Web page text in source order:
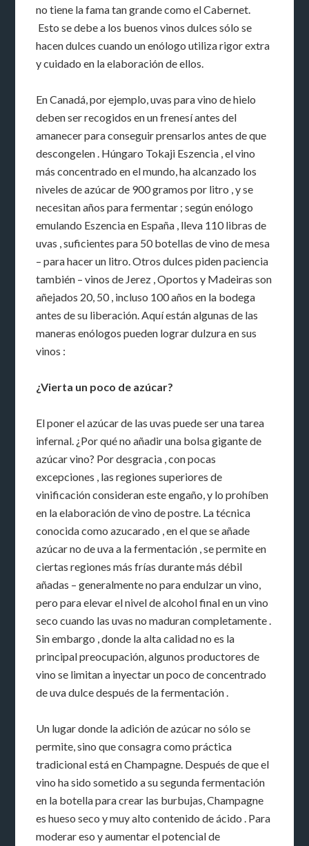
no tiene la fama tan grande como el Cabernet.
Esto se debe a los buenos vinos dulces sólo se
hacen dulces cuando un enólogo utiliza rigor extra
y cuidado en la elaboración de ellos.
En Canadá, por ejemplo, uvas para vino de hielo
deben ser recogidos en un frenesí antes del
amanecer para conseguir prensarlos antes de que
descongelen . Húngaro Tokaji Eszencia , el vino
más concentrado en el mundo, ha alcanzado los
niveles de azúcar de 900 gramos por litro , y se
necesitan años para fermentar ; según enólogo
emulando Eszencia en España , lleva 110 libras de
uvas , suficientes para 50 botellas de vino de mesa
– para hacer un litro. Otros dulces piden paciencia
también – vinos de Jerez , Oportos y Madeiras son
añejados 20, 50 , incluso 100 años en la bodega
antes de su liberación. Aquí están algunas de las
maneras enólogos pueden lograr dulzura en sus
vinos :
¿Vierta un poco de azúcar?
El poner el azúcar de las uvas puede ser una tarea
infernal. ¿Por qué no añadir una bolsa gigante de
azúcar vino? Por desgracia , con pocas
excepciones , las regiones superiores de
vinificación consideran este engaño, y lo prohíben
en la elaboración de vino de postre. La técnica
conocida como azucarado , en el que se añade
azúcar no de uva a la fermentación , se permite en
ciertas regiones más frías durante más débil
añadas – generalmente no para endulzar un vino,
pero para elevar el nivel de alcohol final en un vino
seco cuando las uvas no maduran completamente .
Sin embargo , donde la alta calidad no es la
principal preocupación, algunos productores de
vino se limitan a inyectar un poco de concentrado
de uva dulce después de la fermentación .
Un lugar donde la adición de azúcar no sólo se
permite, sino que consagra como práctica
tradicional está en Champagne. Después de que el
vino ha sido sometido a su segunda fermentación
en la botella para crear las burbujas, Champagne
es hueso seco y muy alto contenido de ácido . Para
moderar eso y aumentar el potencial de